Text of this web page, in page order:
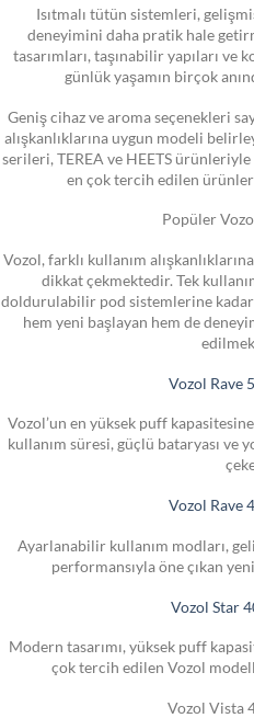
Isıtmalı tütün sistemleri,
deneyimini daha pratik hale
tasarımları, taşınabilir yapıları ve
günlük yaşamın birçok
Geniş cihaz ve aroma seçenekleri
alışkanlıklarına uygun modeli
serileri, TEREA ve HEETS
en çok tercih edilen
Popüler
Vozol, farklı kullanım
dikkat çekmektedir. Tek
doldurulabilir pod sistemlerine kadar
hem yeni başlayan hem de
Vozol Rave
Vozol’un en yüksek puff
kullanım süresi, güçlü bataryası ve
Vozol Rave
Ayarlanabilir kullanım modları,
performansıyla öne çıkan
Vozol Star
Modern tasarımı, yüksek puff
çok tercih edilen Vozol
Vozol Vista